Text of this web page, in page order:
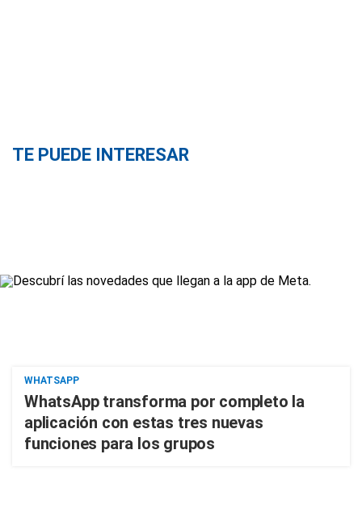
TE PUEDE INTERESAR
WHATSAPP
WhatsApp transforma por completo la
aplicación con estas tres nuevas
funciones para los grupos